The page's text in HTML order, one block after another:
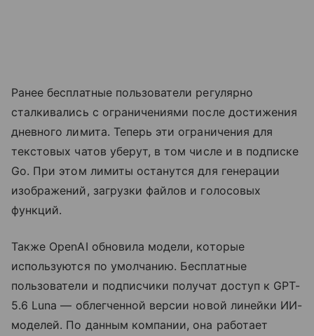
Ранее бесплатные пользователи регулярно
сталкивались с ограничениями после достижения
дневного лимита. Теперь эти ограничения для
текстовых чатов уберут, в том числе и в подписке
Go. При этом лимиты останутся для генерации
изображений, загрузки файлов и голосовых
функций.
Также OpenAI обновила модели, которые
используются по умолчанию. Бесплатные
пользователи и подписчики получат доступ к GPT-
5.6 Luna — облегченной версии новой линейки ИИ-
моделей. По данным компании, она работает